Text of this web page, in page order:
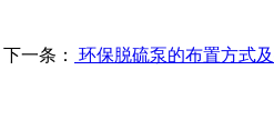
下一条： 环保脱硫泵的布置方式